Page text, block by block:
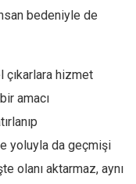
bedeniyle de
çıkarlara hizmet
amacı
yoluyla da geçmişi
olanı aktarmaz, aynı